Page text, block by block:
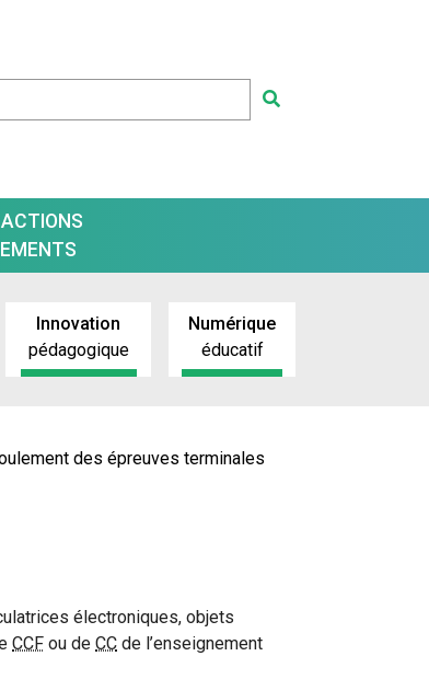
Innovation
pédagogique
Numérique
éducatif
des épreuves terminales
électroniques, objets
CCF ou de CC de l’enseignement